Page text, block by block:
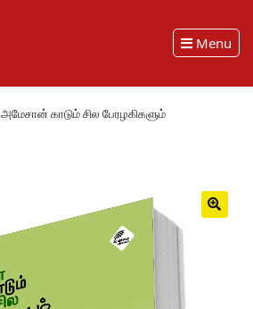
Menu
அமேசான் காடும் சில பேரழகிகளும்